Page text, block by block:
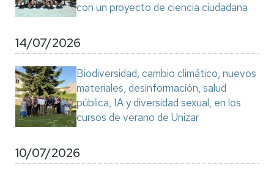
con un proyecto de ciencia ciudadana
14/07/2026
Biodiversidad, cambio climático, nuevos
materiales, desinformación, salud
pública, IA y diversidad sexual, en los
cursos de verano de Unizar
10/07/2026